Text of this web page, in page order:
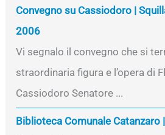
Convegno su Cassiodoro |
2006
Vi segnalo il convegno che si
straordinaria figura e l’opera di
Cassiodoro Senatore ...
Biblioteca Comunale Catanzaro